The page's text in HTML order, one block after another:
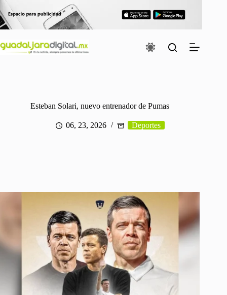
al
contenido
Esteban Solari, nuevo entrenador de Pumas
06, 23, 2026 Deportes